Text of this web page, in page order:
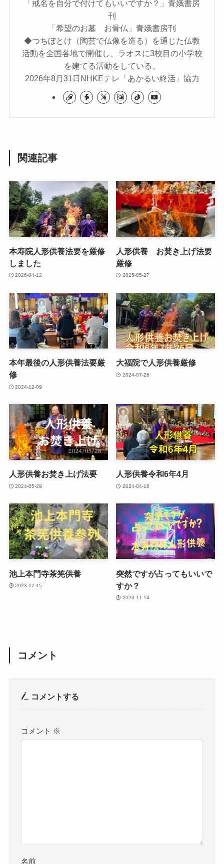
「戒名を自分で付けてもいいですか？」青娥書房
刊
「希望のお墓 お骨仏」青娥書房刊
◆つちぼとけ（陶芸で仏像を造る）を通じた仏教
活動を全国各地で開催し、ラオスに3校目の小学校
を建てる活動をしている。
2026年8月31日NHKEテレ「あかるい終活」協力
関連記事
本寿院人形供養法要を厳修
しました
2026-04-12
人形供養 お焚き上げ法要
厳修
2025-05-27
本年最後の人形供養法要厳
修
2024-12-09
大福院で人形供養厳修
2024-07-26
人形供養お焚き上げ法要
2024-05-29
人形供養令和6年4月
2024-04-16
池上本門寺茶筅供養
2023-12-15
突然ですが占ってもいいで
すか？
2023-11-14
コメント
コメントする
コメント ※
名前